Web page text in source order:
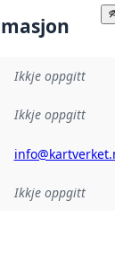
Ikkje oppgitt
Ikkje oppgitt
Ikkje oppgitt